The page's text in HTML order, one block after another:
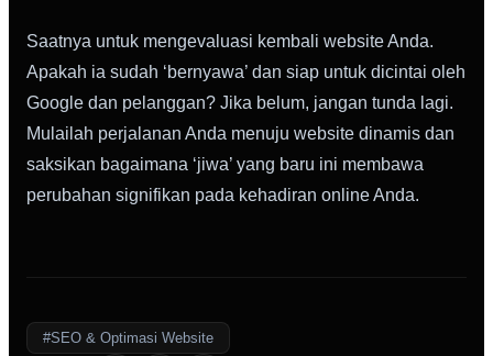
Saatnya untuk mengevaluasi kembali website Anda.
Apakah ia sudah ‘bernyawa’ dan siap untuk dicintai oleh
Google dan pelanggan? Jika belum, jangan tunda lagi.
Mulailah perjalanan Anda menuju website dinamis dan
saksikan bagaimana ‘jiwa’ yang baru ini membawa
perubahan signifikan pada kehadiran online Anda.
#SEO & Optimasi Website